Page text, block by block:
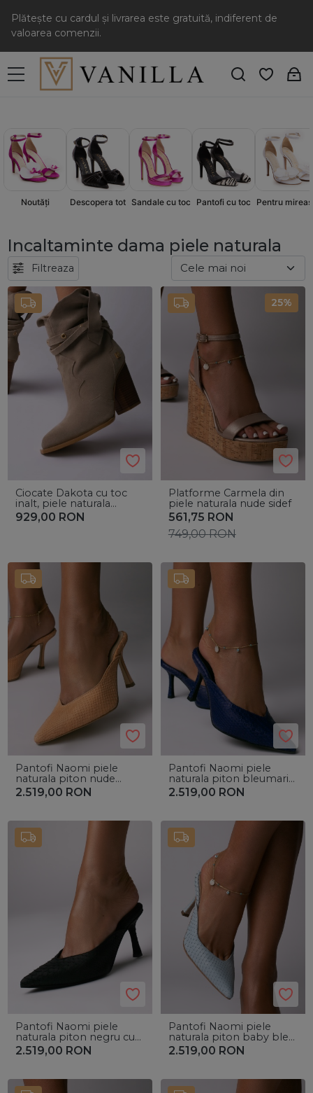
Plătește cu cardul și livrarea este gratuită, indiferent de
valoarea comenzii.
Noutăți Descopera tot Sandale cu toc Pantofi cu toc Pentru
Incaltaminte dama piele naturala
Filtreaza
Ciocate Dakota cu toc
inalt, piele naturala
intoarsa nude si accesorii
aurii
929,00 RON
25%
Platforme Carmela din
piele naturala nude sidef
561,75 RON
749,00RON
Pantofi Naomi piele
naturala piton nude
piersica cu toc mic
evazat
2.519,00 RON
Pantofi Naomi piele
naturala piton bleumarin
cu toc mic evazat
2.519,00 RON
Pantofi Naomi piele
naturala piton negru cu
toc mic evazat
2.519,00 RON
Pantofi Naomi piele
naturala piton baby bleu
cu toc mic evazat
2.519,00 RON